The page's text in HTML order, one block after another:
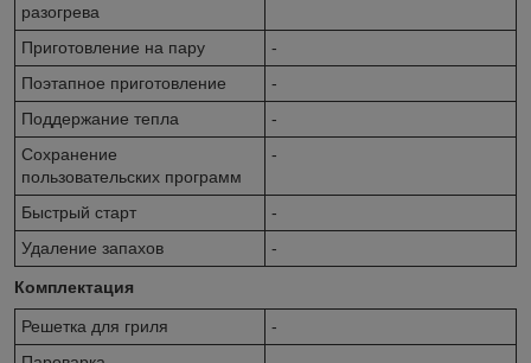
разогрева
Приготовление на пару
-
Поэтапное приготовление
-
Поддержание тепла
-
Сохранение
пользовательских программ
-
Быстрый старт
-
Удаление запахов
-
Комплектация
Решетка для гриля
-